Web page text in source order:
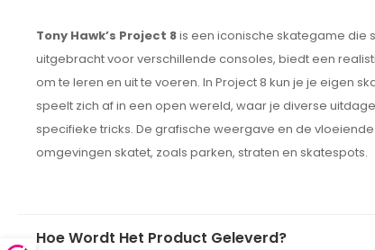
Tony Hawk’s Project 8is een iconische skategame die
uitgebracht voor verschillende consoles, biedt een
om te leren en uit te voeren. In Project 8 kun je je eigen
speelt zich af in een open wereld, waar je diverse
specifieke tricks. De grafische weergave en de
omgevingen skatet, zoals parken, straten en skatespots.
Hoe Wordt Het Product Geleverd?